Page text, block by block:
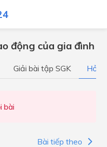
động của gia đình
Giải bài tập SGK Hỏi
bài
Bài tiếp theo